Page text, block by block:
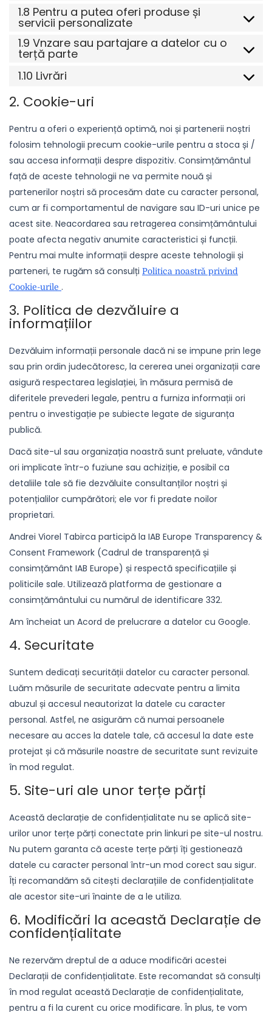
1.8 Pentru a putea oferi produse și
servicii personalizate
1.9 Vnzare sau partajare a datelor cu o
terță parte
1.10 Livrări
2. Cookie-uri
Pentru a oferi o experiență optimă, noi și partenerii noștri
folosim tehnologii precum cookie-urile pentru a stoca și /
sau accesa informații despre dispozitiv. Consimțământul
față de aceste tehnologii ne va permite nouă și
partenerilor noștri să procesăm date cu caracter personal,
cum ar fi comportamentul de navigare sau ID-uri unice pe
acest site. Neacordarea sau retragerea consimțământului
poate afecta negativ anumite caracteristici și funcții.
Pentru mai multe informații despre aceste tehnologii și
parteneri, te rugăm să consulți Politica noastră privind
Cookie-urile .
3. Politica de dezvăluire a
informațiilor
Dezvăluim informații personale dacă ni se impune prin lege
sau prin ordin judecătoresc, la cererea unei organizații care
asigură respectarea legislației, în măsura permisă de
diferitele prevederi legale, pentru a furniza informații ori
pentru o investigație pe subiecte legate de siguranța
publică.
Dacă site-ul sau organizația noastră sunt preluate, vândute
ori implicate într-o fuziune sau achiziție, e posibil ca
detaliile tale să fie dezvăluite consultanților noștri și
potențialilor cumpărători; ele vor fi predate noilor
proprietari.
Andrei Viorel Tabirca participă la IAB Europe Transparency &
Consent Framework (Cadrul de transparență și
consimțământ IAB Europe) și respectă specificațiile și
politicile sale. Utilizează platforma de gestionare a
consimțământului cu numărul de identificare 332.
Am încheiat un Acord de prelucrare a datelor cu Google.
4. Securitate
Suntem dedicați securității datelor cu caracter personal.
Luăm măsurile de securitate adecvate pentru a limita
abuzul și accesul neautorizat la datele cu caracter
personal. Astfel, ne asigurăm că numai persoanele
necesare au acces la datele tale, că accesul la date este
protejat și că măsurile noastre de securitate sunt revizuite
în mod regulat.
5. Site-uri ale unor terțe părți
Această declarație de confidențialitate nu se aplică site-
urilor unor terțe părți conectate prin linkuri pe site-ul nostru.
Nu putem garanta că aceste terțe părți îți gestionează
datele cu caracter personal într-un mod corect sau sigur.
Îți recomandăm să citești declarațiile de confidențialitate
ale acestor site-uri înainte de a le utiliza.
6. Modificări la această Declarație de
confidențialitate
Ne rezervăm dreptul de a aduce modificări acestei
Declarații de confidențialitate. Este recomandat să consulți
în mod regulat această Declarație de confidențialitate,
pentru a fi la curent cu orice modificare. În plus, te vom